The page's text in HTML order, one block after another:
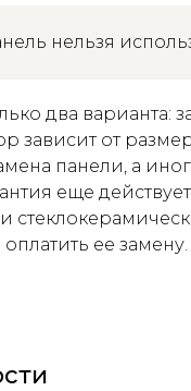
нельзя
два варианта:
зависит от
панели, а
еще
ее замену.